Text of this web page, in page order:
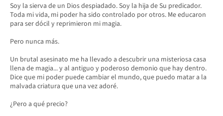
Soy la sierva de un Dios despiadado. Soy la hija de Su predicador.
Toda mi vida, mi poder ha sido controlado por otros. Me educaron
para ser dócil y reprimieron mi magia.
Pero nunca más.
Un brutal asesinato me ha llevado a descubrir una misteriosa casa
llena de magia... y al antiguo y poderoso demonio que hay dentro.
Dice que mi poder puede cambiar el mundo, que puedo matar a la
malvada criatura que una vez adoré.
¿Pero a qué precio?